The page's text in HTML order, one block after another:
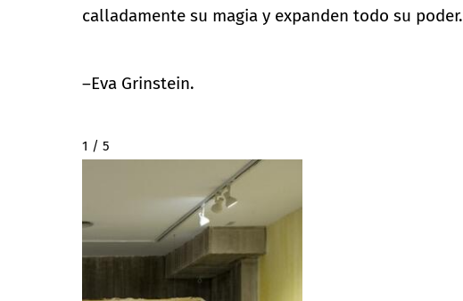
calladamente su magia y expanden todo su poder.
–Eva Grinstein.
2 / 5